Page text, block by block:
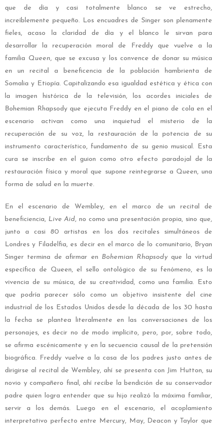
que de día y casi totalmente blanco se ve estrecho,
increíblemente pequeño. Los encuadres de Singer son plenamente
fieles, acaso la claridad de día y el blanco le sirvan para
desarrollar la recuperación moral de Freddy que vuelve a la
familia Queen, que se excusa y los convence de donar su música
en un recital a beneficencia de la población hambrienta de
Somalia y Etiopía. Capitalizando esa igualdad estética y ética con
la imagen histórica de la televisión, los acordes iniciales de
Bohemian Rhapsody que ejecuta Freddy en el piano de cola en el
escenario activan como una inquietud el misterio de la
recuperación de su voz, la restauración de la potencia de su
instrumento característico, fundamento de su genio musical. Esta
cura se inscribe en el guion como otro efecto paradojal de la
restauración física y moral que supone reintegrarse a Queen, una
forma de salud en la muerte.
En el escenario de Wembley, en el marco de un recital de
beneficiencia, Live Aid, no como una presentación propia, sino que,
junto a casi 80 artistas en los dos recitales simultáneos de
Londres y Filadelfia, es decir en el marco de lo comunitario, Bryan
Singer termina de afirmar en Bohemian Rhapsodyque la virtud
específica de Queen, el sello ontológico de su fenómeno, es la
vivencia de su música, de su creatividad, como una familia. Esto
que podría parecer sólo como un objetivo insistente del cine
industrial de los Estados Unidos desde la década de los 30 hasta
la fecha se plantea literalmente en las conversaciones de los
personajes, es decir no de modo implícito, pero, por, sobre todo,
se afirma escénicamente y en la secuencia causal de la pretensión
biográfica. Freddy vuelve a la casa de los padres justo antes de
dirigirse al recital de Wembley, ahí se presenta con Jim Hutton, su
novio y compañero final, ahí recibe la bendición de su conservador
padre quien logra entender que su hijo realizó la máxima familiar,
servir a los demás. Luego en el escenario, el acoplamiento
interpretativo perfecto entre Mercury, May, Deacon y Taylor que